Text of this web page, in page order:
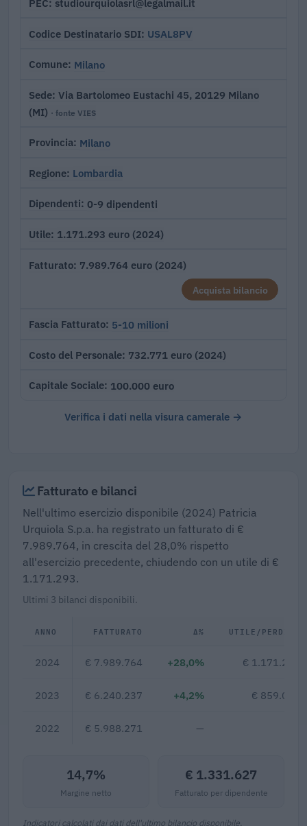
PEC studiourquiolasrl@legalmail.it
Codice Destinatario SDI USAL8PV
Comune Milano
Sede Via Bartolomeo Eustachi 45, 20129 Milano
(MI) · fonte VIES
Provincia Milano
Regione Lombardia
Dipendenti 0-9 dipendenti
Utile 1.171.293 euro (2024)
Fatturato 7.989.764 euro (2024)
Acquista bilancio
Fascia Fatturato 5-10 milioni
Costo del Personale 732.771 euro (2024)
Capitale Sociale 100.000 euro
Verifica i dati nella visura camerale →
Fatturato e bilanci
Nell'ultimo esercizio disponibile (2024) Patricia
Urquiola S.p.a. ha registrato un fatturato di €
7.989.764, in crescita del 28,0% rispetto
all'esercizio precedente, chiudendo con un utile di €
1.171.293.
Ultimi 3 bilanci disponibili.
ANNO FATTURATO Δ% UTILE/PERDITA
2024 € 7.989.764 +28,0% € 1.171.293
2023 € 6.240.237 +4,2% € 859.033
2022 € 5.988.271 —
14,7%
Margine netto
€ 1.331.627
Fatturato per dipendente
Indicatori calcolati dai dati dell'ultimo bilancio disponibile.